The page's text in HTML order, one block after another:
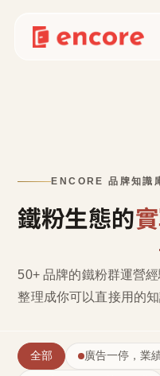
ENCORE 品牌知識
鐵粉生態的
50+ 品牌的鐵粉群運營經
整理成你可以直接用的
全部 廣告一停，業